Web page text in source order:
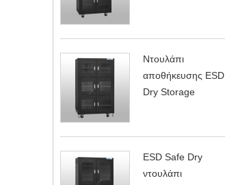
Ντουλάπι
αποθήκευσης ESD
Dry Storage
ESD Safe Dry
ντουλάπι